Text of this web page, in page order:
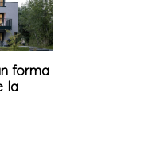
forma
la